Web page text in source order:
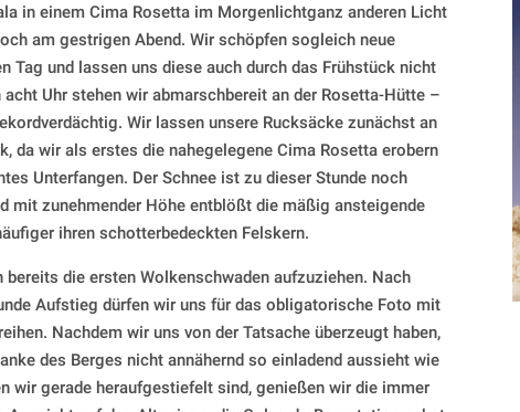
in einem Cima Rosetta im Morgenlichtganz anderen Licht
am gestrigen Abend. Wir schöpfen sogleich neue
Tag und lassen uns diese auch durch das Frühstück nicht
acht Uhr stehen wir abmarschbereit an der Rosetta-Hütte –
Wir lassen unsere Rucksäcke zunächst an
da wir als erstes die nahegelegene Cima Rosetta erobern
Unterfangen. Der Schnee ist zu dieser Stunde noch
mit zunehmender Höhe entblößt die mäßig ansteigende
ihren schotterbedeckten Felskern.
bereits die ersten Wolkenschwaden aufzuziehen. Nach
Aufstieg dürfen wir uns für das obligatorische Foto mit
Nachdem wir uns von der Tatsache überzeugt haben,
des Berges nicht annähernd so einladend aussieht wie
wir gerade heraufgestiefelt sind, genießen wir die immer